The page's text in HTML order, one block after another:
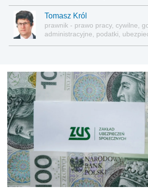
Tomasz Król
prawnik - prawo pracy, cywilne,
administracyjne, podatki,